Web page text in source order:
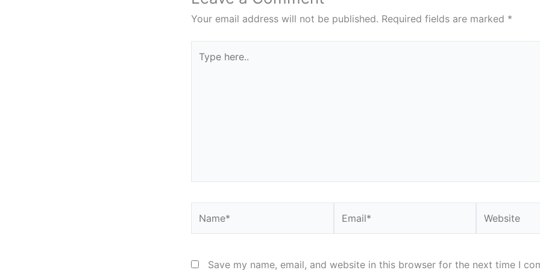
Your email address will not be published. Required fields are marked *
here..
Save my name, email, and website in this browser for the next time I